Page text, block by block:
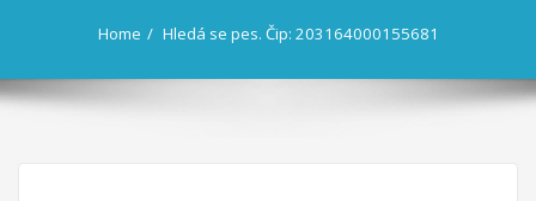
Home Hledá se pes. Čip: 203164000155681